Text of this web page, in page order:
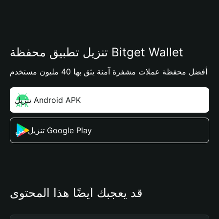
تنزيل تطبيق محفظة Bitget Wallet
أفضل محفظة عملات مشفرة آمنة يثق بها 40 مليون مستخدم
تنزيل Android APK
تنزيل من Google Play
قد يعجبك أيضًا هذا المحتوى